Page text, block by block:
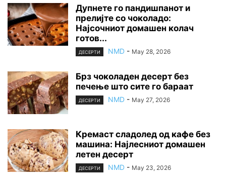
Дупнете го пандишпанот и
прелијте со чоколадо:
Најсочниот домашен колач
готов...
ДЕСЕРТИ NMD - May 28, 2026
Брз чоколаден десерт без
печење што сите го бараат
ДЕСЕРТИ NMD - May 27, 2026
Кремаст сладолед од кафе без
машина: Најлесниот домашен
летен десерт
ДЕСЕРТИ NMD - May 23, 2026